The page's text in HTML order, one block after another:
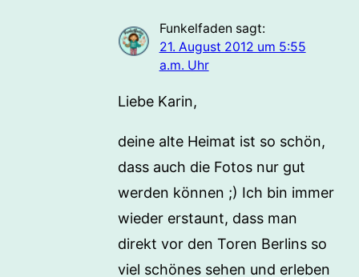
Funkelfaden sagt:
21. August 2012 um 5:55
a.m. Uhr
Liebe Karin,
deine alte Heimat ist so schön,
dass auch die Fotos nur gut
werden können ;) Ich bin immer
wieder erstaunt, dass man
direkt vor den Toren Berlins so
viel schönes sehen und erleben